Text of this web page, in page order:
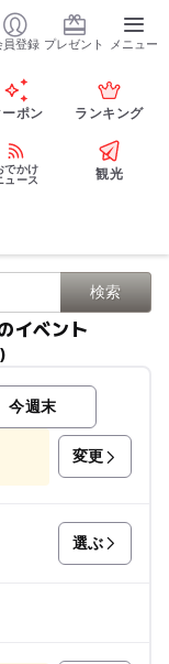
員登録 プレゼント メニュー
ーポン ランキング
でかけ
ュース
観光
イベント
今週末
変更
選ぶ